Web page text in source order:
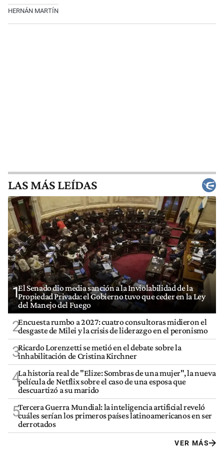
HERNÁN MARTÍN
LAS MÁS LEÍDAS
1El Senado dio media sanción a la Inviolabilidad de la
Propiedad Privada: el Gobierno tuvo que ceder en la Ley
del Manejo del Fuego
2Encuesta rumbo a 2027: cuatro consultoras midieron el
desgaste de Milei y la crisis de liderazgo en el peronismo
3Ricardo Lorenzetti se metió en el debate sobre la
inhabilitación de Cristina Kirchner
4La historia real de "Elize: Sombras de una mujer", la nueva
película de Netflix sobre el caso de una esposa que
descuartizó a su marido
5Tercera Guerra Mundial: la inteligencia artificial reveló
cuáles serían los primeros países latinoamericanos en ser
derrotados
VER MÁS